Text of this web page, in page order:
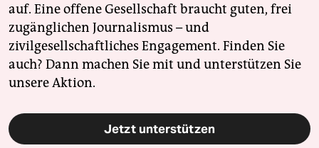
auf. Eine offene Gesellschaft braucht guten, frei
zugänglichen Journalismus – und
zivilgesellschaftliches Engagement. Finden Sie
auch? Dann machen Sie mit und unterstützen Sie
unsere Aktion.
Jetzt unterstützen